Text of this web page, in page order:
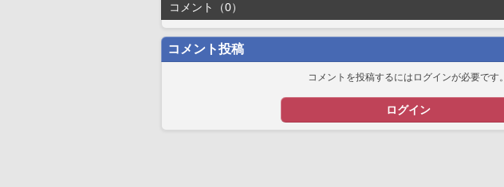
コメント（0）
コメント投稿
コメントを投稿するにはログインが必要です。
ログイン